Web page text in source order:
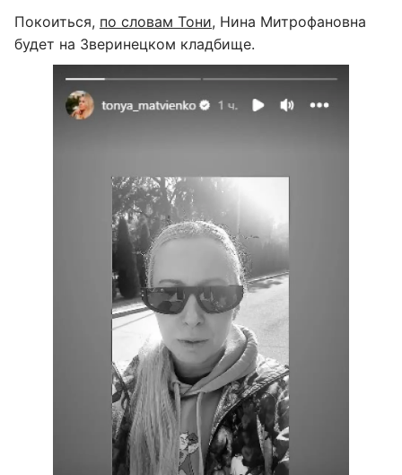
Покоиться, по словам Тони, Нина Митрофановна
будет на Зверинецком кладбище.